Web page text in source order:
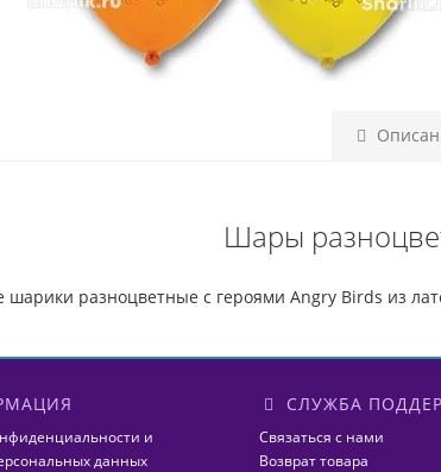
Шары
разноцветные с героями Angry Birds из
и
данных
СЛУЖБА
Связаться с нами
Возврат товара